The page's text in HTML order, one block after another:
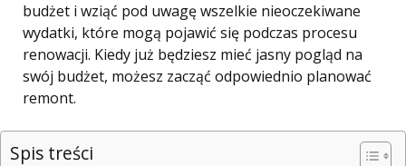
budżet i wziąć pod uwagę wszelkie nieoczekiwane
wydatki, które mogą pojawić się podczas procesu
renowacji. Kiedy już będziesz mieć jasny pogląd na
swój budżet, możesz zacząć odpowiednio planować
remont.
Spis treści